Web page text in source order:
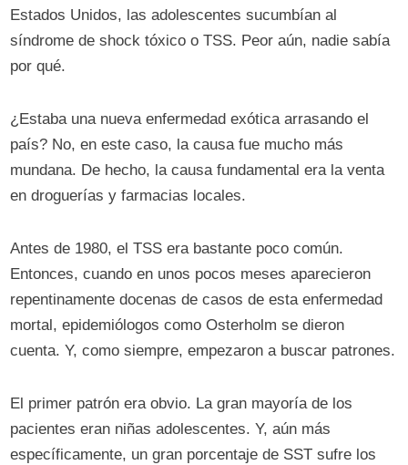
Estados Unidos, las adolescentes sucumbían al
síndrome de shock tóxico o TSS. Peor aún, nadie sabía
por qué.
¿Estaba una nueva enfermedad exótica arrasando el
país? No, en este caso, la causa fue mucho más
mundana. De hecho, la causa fundamental era la venta
en droguerías y farmacias locales.
Antes de 1980, el TSS era bastante poco común.
Entonces, cuando en unos pocos meses aparecieron
repentinamente docenas de casos de esta enfermedad
mortal, epidemiólogos como Osterholm se dieron
cuenta. Y, como siempre, empezaron a buscar patrones.
El primer patrón era obvio. La gran mayoría de los
pacientes eran niñas adolescentes. Y, aún más
específicamente, un gran porcentaje de SST sufre los